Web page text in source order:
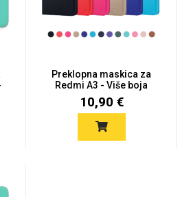
Preklopna maskica za
Redmi A3 - Više boja
10,90 €